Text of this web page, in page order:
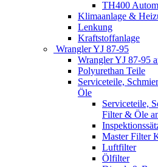
TH400
Klimaanlage &
Lenkung
Kraftstoffanlage
Wrangler YJ 87-95
Wrangler YJ 87-95
Polyurethan Teile
Serviceteile,
Öle
Serviceteile,
Filter & Öle
Master Filter
Luftfilter
Ölfilter